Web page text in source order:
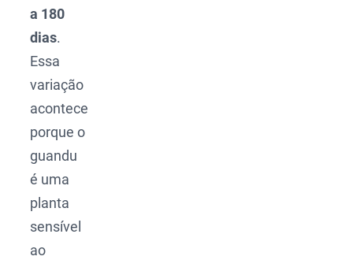
a 180
dias.
Essa
variação
acontece
porque o
guandu
é uma
planta
sensível
ao